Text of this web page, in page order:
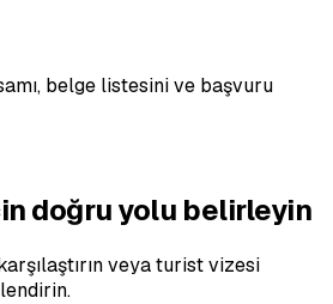
belge listesini ve başvuru
doğru yolu belirleyin
veya turist vizesi